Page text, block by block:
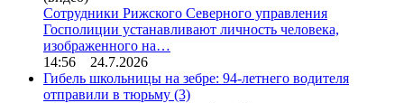
Сотрудники Рижского Северного управления
Госполиции устанавливают личность человека,
изображенного на…
14:56 24.7.2026
Гибель школьницы на зебре: 94-летнего водителя
отправили в тюрьму (3)